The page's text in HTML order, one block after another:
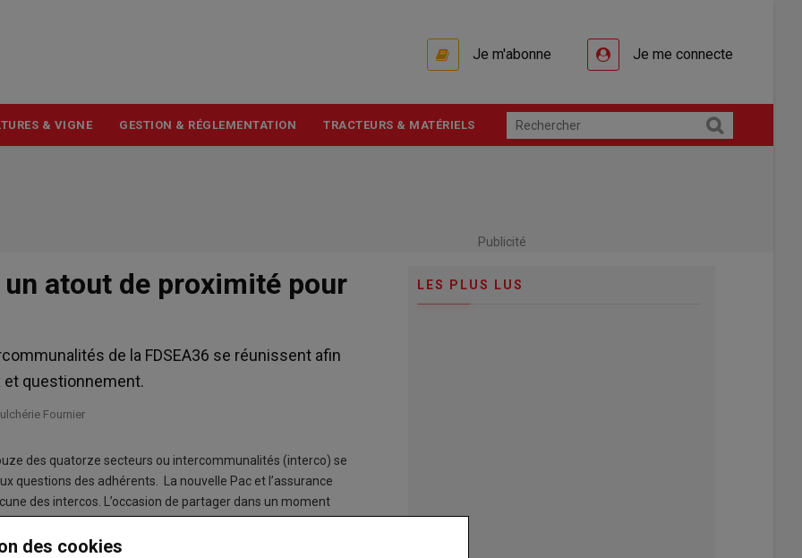
Je m'abonne Je me connecte
& VIGNE GESTION & RÉGLEMENTATION TRACTEURS & MATÉRIELS
Publicité
atout de proximité pour
de la FDSEA36 se réunissent afin
et questionnement.
Fournier
des quatorze secteurs ou intercommunalités (interco) se
questions des adhérents. La nouvelle Pac et l’assurance
des intercos. L’occasion de partager dans un moment
communes voisines. Les réunions interco permettent
à l’échelle départementale du syndicat.
LES PLUS LUS
des cookies